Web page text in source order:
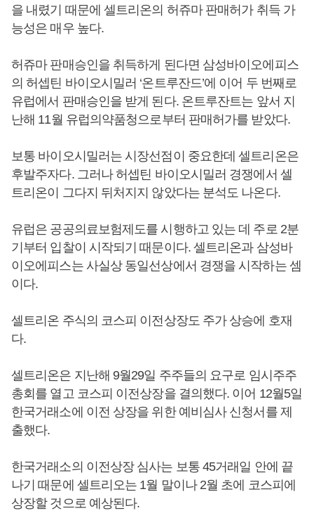
을 내렸기 때문에 셀트리온의 허쥬마 판매허가 취득 가
능성은 매우 높다.
허쥬마 판매승인을 취득하게 된다면 삼성바이오에피스
의 허셉틴 바이오시밀러 ‘온트루잔드’에 이어 두 번째로
유럽에서 판매승인을 받게 된다. 온트루잔트는 앞서 지
난해 11월 유럽의약품청으로부터 판매허가를 받았다.
보통 바이오시밀러는 시장선점이 중요한데 셀트리온은
후발주자다. 그러나 허셉틴 바이오시밀러 경쟁에서 셀
트리온이 그다지 뒤처지지 않았다는 분석도 나온다.
유럽은 공공의료보험제도를 시행하고 있는 데 주로 2분
기부터 입찰이 시작되기 때문이다. 셀트리온과 삼성바
이오에피스는 사실상 동일선상에서 경쟁을 시작하는 셈
이다.
셀트리온 주식의 코스피 이전상장도 주가 상승에 호재
다.
셀트리온은 지난해 9월29일 주주들의 요구로 임시주주
총회를 열고 코스피 이전상장을 결의했다. 이어 12월5일
한국거래소에 이전 상장을 위한 예비심사 신청서를 제
출했다.
한국거래소의 이전상장 심사는 보통 45거래일 안에 끝
나기 때문에 셀트리오는 1월 말이나 2월 초에 코스피에
상장할 것으로 예상된다.